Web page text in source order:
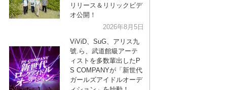
リリース＆リリックビデ
オ公開！
2026年8月5日
ViViD、SuG、アリス九
號.ら、武道館級アーテ
ィストを多数輩出したP
S COMPANYが「新世代
ガールズアイドルオーデ